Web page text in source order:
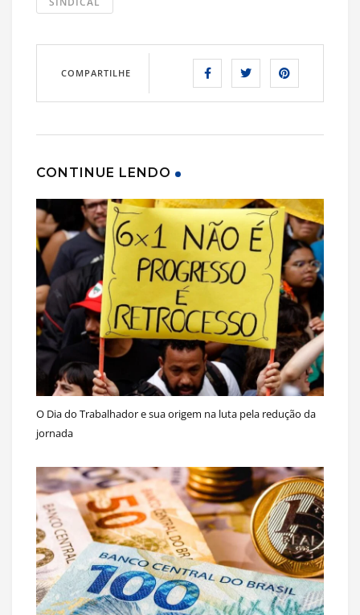
COMPARTILHE
CONTINUE LENDO
O Dia do Trabalhador e sua origem na luta pela redução da
jornada